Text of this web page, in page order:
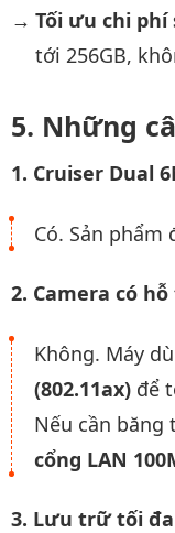
Tối ưu chi phí
tới 256GB,
Những
1. Cruiser Dual
Có. Sản phẩm
2. Camera có
Không. Máy
(802.11ax) để
Nếu cần
cổng LAN
3. Lưu trữ tối đa